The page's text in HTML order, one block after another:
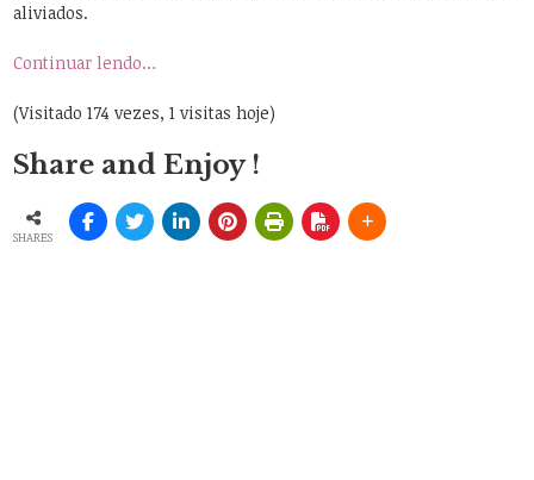
aliviados.
Continuar lendo…
(Visitado 174 vezes, 1 visitas hoje)
Share and Enjoy !
SHARES